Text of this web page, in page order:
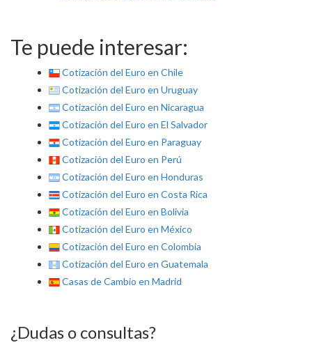
Te puede interesar:
Cotización del Euro en Chile
Cotización del Euro en Uruguay
Cotización del Euro en Nicaragua
Cotización del Euro en El Salvador
Cotización del Euro en Paraguay
Cotización del Euro en Perú
Cotización del Euro en Honduras
Cotización del Euro en Costa Rica
Cotización del Euro en Bolivia
Cotización del Euro en México
Cotización del Euro en Colombia
Cotización del Euro en Guatemala
Casas de Cambio en Madrid
¿Dudas o consultas?